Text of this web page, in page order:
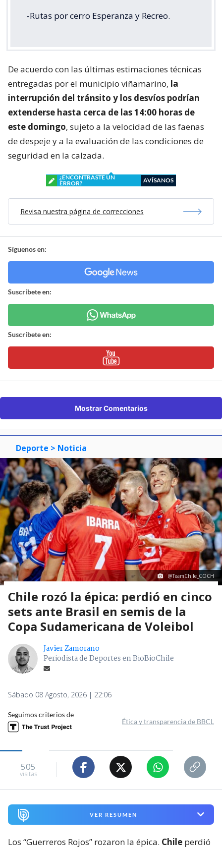
-Rutas por cerro Esperanza y Recreo.
De acuerdo con las últimas estimaciones técnicas
entregadas por el municipio viñamarino, la
interrupción del tránsito y los desvíos podrían
extenderse hasta cerca de las 14:00 horas de
este domingo, sujeto a la velocidad de las faenas
de despeje y a la evaluación de las condiciones de
seguridad en la calzada.
¿ENCONTRASTE UN
ERROR?
AVÍSANOS
Revisa nuestra página de correcciones
Síguenos en:
Suscríbete en:
Suscríbete en:
Mostrar Comentarios
Deporte > Noticia
@TeamChile_COCH
Chile rozó la épica: perdió en cinco
sets ante Brasil en semis de la
Copa Sudamericana de Voleibol
Javier Zamorano
Periodista de Deportes en BioBioChile
Sábado 08 Agosto, 2026 | 22:06
Seguimos criterios de
Ética y transparencia de BBCL
505
visitas
VER RESUMEN
Los “Guerreros Rojos” rozaron la épica. Chile perdió